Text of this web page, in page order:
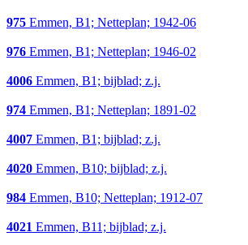
975 Emmen, B1; Netteplan; 1942-06
976 Emmen, B1; Netteplan; 1946-02
4006 Emmen, B1; bijblad; z.j.
974 Emmen, B1; Netteplan; 1891-02
4007 Emmen, B1; bijblad; z.j.
4020 Emmen, B10; bijblad; z.j.
984 Emmen, B10; Netteplan; 1912-07
4021 Emmen, B11; bijblad; z.j.